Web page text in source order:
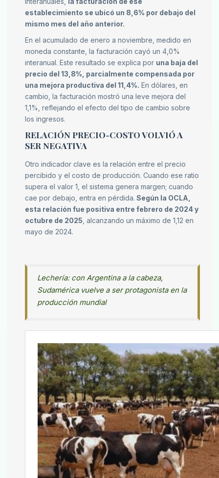
establecimiento se ubicó un 8,6% por debajo del
mismo mes del año anterior.
En el acumulado de enero a noviembre, medido en
moneda constante, la facturación cayó un 4,0%
interanual. Este resultado se explica por una baja del
precio del 13,8%, parcialmente compensada por
una mejora productiva del 11,4%. En dólares, en
cambio, la facturación mostró una leve mejora del
1,1%, reflejando el efecto del tipo de cambio sobre
los ingresos.
RELACIÓN PRECIO-COSTO VOLVIÓ A
SER NEGATIVA
Otro indicador clave es la relación entre el precio
percibido y el costo de producción. Cuando ese ratio
supera el valor 1, el sistema genera margen; cuando
cae por debajo, entra en pérdida. Según la OCLA,
esta relación fue positiva entre febrero de 2024 y
octubre de 2025 , alcanzando un máximo de 1,12 en
mayo de 2024.
Lechería: con Argentina a la cabeza,
Sudamérica vuelve a ser protagonista en la
producción mundial